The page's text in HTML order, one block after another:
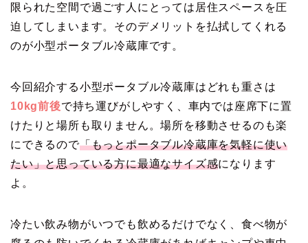
限られた空間で過ごす人にとっては居住スペースを圧
迫してしまいます。そのデメリットを払拭してくれる
のが小型ポータブル冷蔵庫です。
今回紹介する小型ポータブル冷蔵庫はどれも重さは
10kg前後で持ち運びがしやすく、車内では座席下に置
けたりと場所も取りません。場所を移動させるのも楽
にできるので「もっとポータブル冷蔵庫を気軽に使い
たい」と思っている方に最適なサイズ感になります
よ。
冷たい飲み物がいつでも飲めるだけでなく、食べ物が